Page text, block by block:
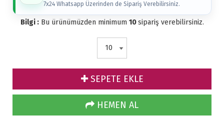
7x24 Whatsapp Üzerinden de Sipariş Verebilirsiniz.
Bilgi :Bu ürünümüzden minimum 10sipariş verebilirsiniz.
SEPETE EKLE
HEMEN AL